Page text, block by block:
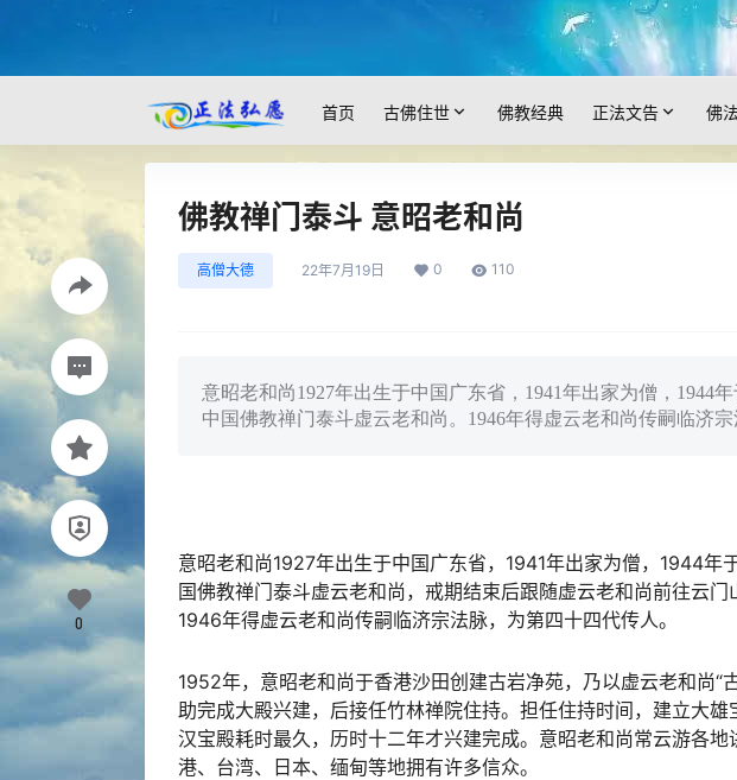
首页 古佛住世 佛教经典 正法文告 佛
佛教禅门泰斗 意昭老和尚
高僧大德 22年7月19日 0 110
意昭老和尚1927年出生于中国广东省，1941年出家为僧，1944
中国佛教禅门泰斗虚云老和尚。1946年得虚云老和尚传嗣临济
意昭老和尚1927年出生于中国广东省，1941年出家为僧，1944年
国佛教禅门泰斗虚云老和尚，戒期结束后跟随虚云老和尚前往云门
1946年得虚云老和尚传嗣临济宗法脉，为第四十四代传人。
1952年，意昭老和尚于香港沙田创建古岩净苑，乃以虚云老和尚“
助完成大殿兴建，后接任竹林禅院住持。担任住持时间，建立大
汉宝殿耗时最久，历时十二年才兴建完成。意昭老和尚常云游各地
港、台湾、日本、缅甸等地拥有许多信众。
0